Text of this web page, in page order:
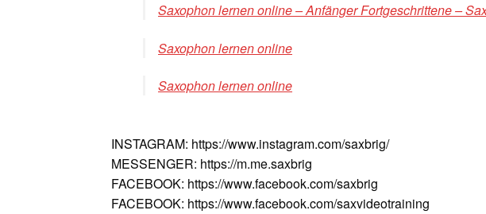
Saxophon lernen online – Anfänger Fortgeschrittene –
Saxophon lernen online
Saxophon lernen online
INSTAGRAM: https://www.instagram.com/saxbrig/
MESSENGER: https://m.me.saxbrig
FACEBOOK: https://www.facebook.com/saxbrig
FACEBOOK: https://www.facebook.com/saxvideotraining